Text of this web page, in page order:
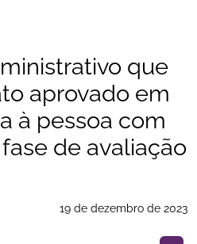
que
aprovado em
à pessoa com
de avaliação
19 de dezembro de 2023